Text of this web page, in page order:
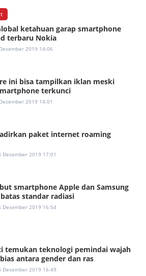
ketahuan garap smartphone
terbaru Nokia
2019 14:06
ini bisa tampilkan iklan meski
terkunci
2019 14:01
paket internet roaming
Desember 2019 17:01
smartphone Apple dan Samsung
standar radiasi
Desember 2019 16:54
temukan teknologi pemindai wajah
antara gender dan ras
Desember 2019 16:49